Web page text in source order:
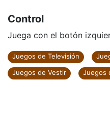
Control
Juega con el botón
Juegos de Televisión
Juegos de Vestir
Juegos